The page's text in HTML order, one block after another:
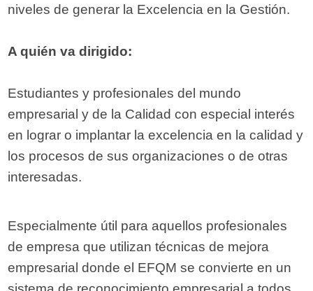
niveles de generar la Excelencia en la Gestión.
A quién va dirigido:
Estudiantes y profesionales del mundo
empresarial y de la Calidad con especial interés
en lograr o implantar la excelencia en la calidad y
los procesos de sus organizaciones o de otras
interesadas.
Especialmente útil para aquellos profesionales
de empresa que utilizan técnicas de mejora
empresarial donde el EFQM se convierte en un